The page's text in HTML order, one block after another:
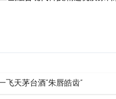
飞天茅台酒“朱唇皓齿”